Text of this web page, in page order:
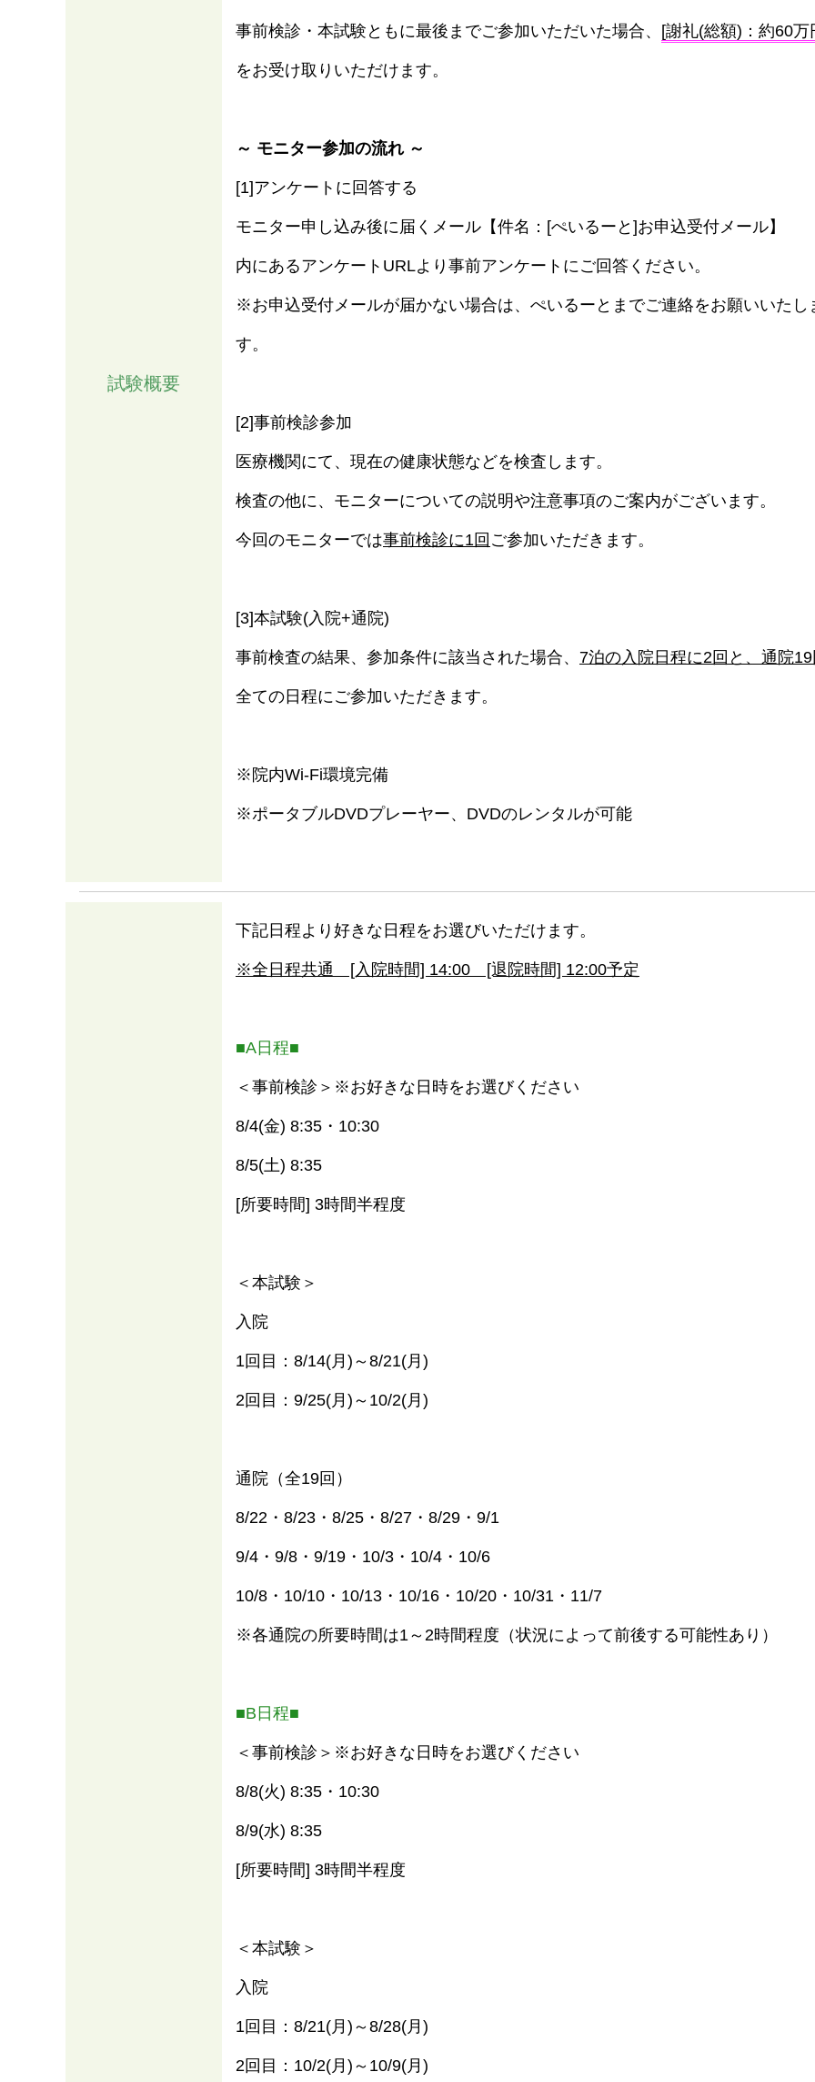
試験概要
事前検診・本試験ともに最後までご参加いただいた場合、 [謝礼(総額)：約60万
をお受け取りいただけます。
～ モニター参加の流れ ～
[1]アンケートに回答する
モニター申し込み後に届くメール【件名：[ぺいるーと]お申込受付メール】
内にあるアンケートURLより事前アンケートにご回答ください。
※お申込受付メールが届かない場合は、ぺいるーとまでご連絡をお願いいたし
す。
[2]事前検診参加
医療機関にて、現在の健康状態などを検査します。
検査の他に、モニターについての説明や注意事項のご案内がございます。
今回のモニターでは事前検診に1回 ご参加いただきます。
[3]本試験(入院+通院)
事前検査の結果、参加条件に該当された場合、 7泊の入院日程に2回と、通院
全ての日程にご参加いただきます。
※院内Wi-Fi環境完備
※ポータブルDVDプレーヤー、DVDのレンタルが可能
下記日程より好きな日程をお選びいただけます。
※全日程共通 [入院時間] 14:00 [退院時間] 12:00予定
■A日程■
＜事前検診＞※お好きな日時をお選びください
8/4(金) 8:35・10:30
8/5(土) 8:35
[所要時間] 3時間半程度
＜本試験＞
入院
1回目：8/14(月)～8/21(月)
2回目：9/25(月)～10/2(月)
通院（全19回）
8/22・8/23・8/25・8/27・8/29・9/1
9/4・9/8・9/19・10/3・10/4・10/6
10/8・10/10・10/13・10/16・10/20・10/31・11/7
※各通院の所要時間は1～2時間程度（状況によって前後する可能性あり）
■B日程■
＜事前検診＞※お好きな日時をお選びください
8/8(火) 8:35・10:30
8/9(水) 8:35
[所要時間] 3時間半程度
＜本試験＞
入院
1回目：8/21(月)～8/28(月)
2回目：10/2(月)～10/9(月)